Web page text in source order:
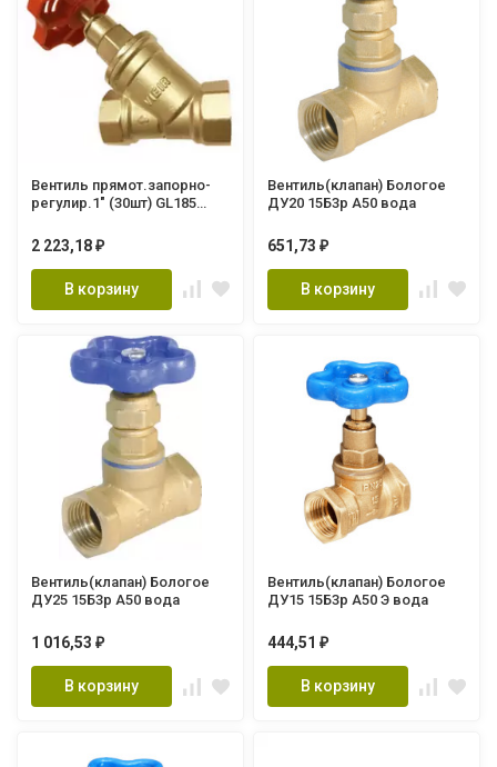
Вентиль прямот.запорно-
регулир.1" (30шт) GL185
2 223,18 ₽
В корзину
Вентиль(клапан) Бологое
ДУ20 15Б3р А50 вода
651,73 ₽
В корзину
Вентиль(клапан) Бологое
ДУ25 15Б3р А50 вода
1 016,53 ₽
В корзину
Вентиль(клапан) Бологое
ДУ15 15Б3р А50 Э вода
444,51 ₽
В корзину